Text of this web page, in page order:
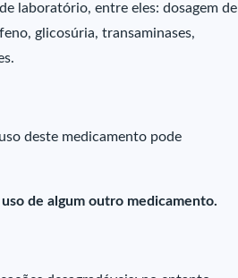
laboratório, entre eles: dosagem de
glicosúria, transaminases,
deste medicamento pode
de algum outro medicamento.